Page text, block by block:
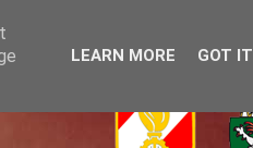
LEARN MORE GOT IT